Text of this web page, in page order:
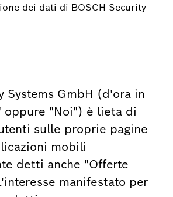
dei dati di BOSCH Security
Systems GmbH (d'ora in
oppure "Noi") è lieta di
sulle proprie pagine
mobili
detti anche "Offerte
manifestato per